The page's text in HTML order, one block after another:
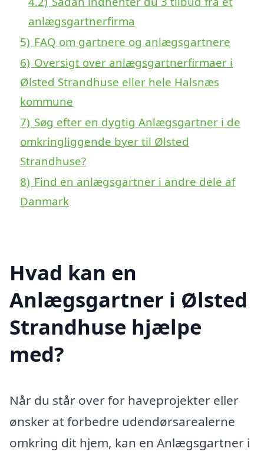
anlægsgartnerfirma
5) FAQ om gartnere og anlægsgartnere
6) Oversigt over anlægsgartnerfirmaer i
Ølsted Strandhuse eller hele Halsnæs
kommune
7) Søg efter en dygtig Anlægsgartner i de
omkringliggende byer til Ølsted
Strandhuse?
8) Find en anlægsgartner i andre dele af
Danmark
Hvad kan en
Anlægsgartner i Ølsted
Strandhuse hjælpe
med?
Når du står over for haveprojekter eller
ønsker at forbedre udendørsarealerne
omkring dit hjem, kan en Anlægsgartner i